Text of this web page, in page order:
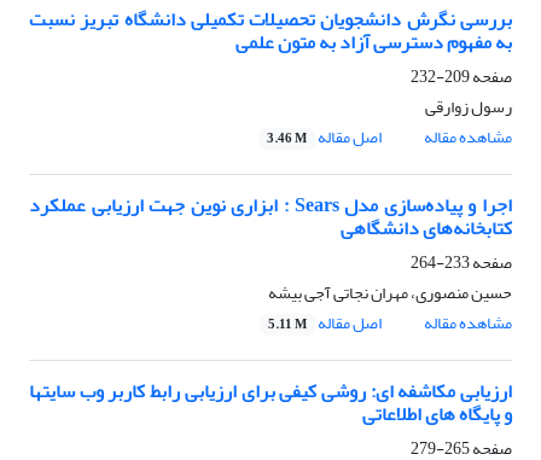
بررسی نگرش دانشجویان تحصیلات تکمیلی دانشگاه تبریز نسبت
به مفهوم دسترسی آزاد به متون علمی
صفحه209-232
رسول زوارقی
مشاهده مقاله
اصل مقاله 3.46 M
اجرا و پیاده‌سازی مدل Sears : ابزاری نوین جهت ارزیابی عملکرد
کتابخانه‌های دانشگاهی
صفحه233-264
حسین منصوری، مهران نجاتی آجی بیشه
مشاهده مقاله
اصل مقاله 5.11 M
ارزیابی مکاشفه ای: روشی کیفی برای ارزیابی رابط کاربر وب سایتها
و پایگاه های اطلاعاتی
صفحه265-279